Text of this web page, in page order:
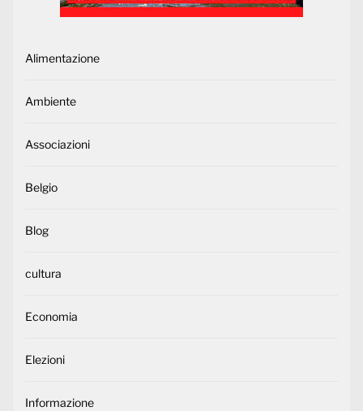
Alimentazione
Ambiente
Associazioni
Belgio
Blog
cultura
Economia
Elezioni
Informazione